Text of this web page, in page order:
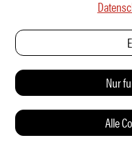
Nur
Alle